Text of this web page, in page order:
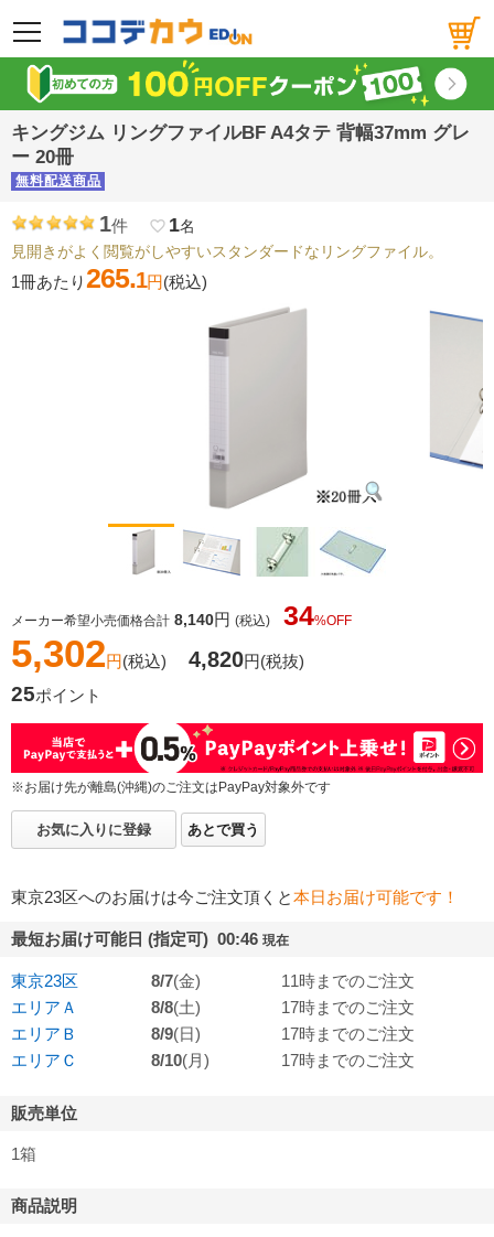
メニュー
キングジム リングファイルBF A4タテ 背幅37mm グレ
ー 20冊
無料配送商品
1件 favorite_border 1名
見開きがよく閲覧がしやすいスタンダードなリングファイル。
1冊あたり265.1円(税込)
メーカー希望小売価格合計 8,140円 (税込) 34%OFF
5,302円(税込) 4,820円(税抜)
25ポイント
※お届け先が離島(沖縄)のご注文はPayPay対象外です
お気に入りに登録 あとで買う
東京23区へのお届けは今ご注文頂くと本日お届け可能です！
最短お届け可能日 (指定可) 00:46 現在
東京23区 8/7(金)
11時までのご注文
エリアＡ
8/8(土)
17時までのご注文
エリアＢ
8/9(日)
17時までのご注文
エリアＣ
8/10(月) 17時までのご注文
販売単位
1箱
商品説明